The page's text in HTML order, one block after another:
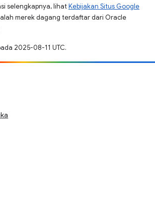
selengkapnya, lihatKebijakan Situs Google
merek dagang terdaftar dari Oracle
2025-08-11 UTC.